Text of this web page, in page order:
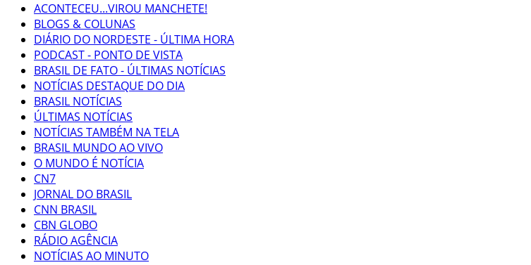
ACONTECEU...VIROU MANCHETE!
BLOGS & COLUNAS
DIÁRIO DO NORDESTE - ÚLTIMA HORA
PODCAST - PONTO DE VISTA
BRASIL DE FATO - ÚLTIMAS NOTÍCIAS
NOTÍCIAS DESTAQUE DO DIA
BRASIL NOTÍCIAS
ÚLTIMAS NOTÍCIAS
NOTÍCIAS TAMBÉM NA TELA
BRASIL MUNDO AO VIVO
O MUNDO É NOTÍCIA
CN7
JORNAL DO BRASIL
CNN BRASIL
CBN GLOBO
RÁDIO AGÊNCIA
NOTÍCIAS AO MINUTO